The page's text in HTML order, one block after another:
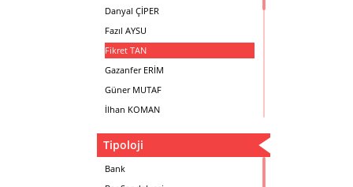
Danyal ÇİPER
Fazıl AYSU
Fikret TAN
Gazanfer ERİM
Güner MUTAF
İlhan KOMAN
Metin Atabey ATA
Minas BOYACIYAN
Tipoloji
Bank